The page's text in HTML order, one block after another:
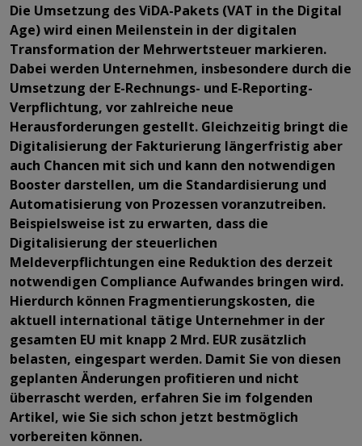
Die Umsetzung des ViDA-Pakets (VAT in the Digital
Age) wird einen Meilenstein in der digitalen
Transformation der Mehrwertsteuer markieren.
Dabei werden Unternehmen, insbesondere durch die
Umsetzung der E-Rechnungs- und E-Reporting-
Verpflichtung, vor zahlreiche neue
Herausforderungen gestellt. Gleichzeitig bringt die
Digitalisierung der Fakturierung längerfristig aber
auch Chancen mit sich und kann den notwendigen
Booster darstellen, um die Standardisierung und
Automatisierung von Prozessen voranzutreiben.
Beispielsweise ist zu erwarten, dass die
Digitalisierung der steuerlichen
Meldeverpflichtungen eine Reduktion des derzeit
notwendigen Compliance Aufwandes bringen wird.
Hierdurch können Fragmentierungskosten, die
aktuell international tätige Unternehmer in der
gesamten EU mit knapp 2 Mrd. EUR zusätzlich
belasten, eingespart werden. Damit Sie von diesen
geplanten Änderungen profitieren und nicht
überrascht werden, erfahren Sie im folgenden
Artikel, wie Sie sich schon jetzt bestmöglich
vorbereiten können.